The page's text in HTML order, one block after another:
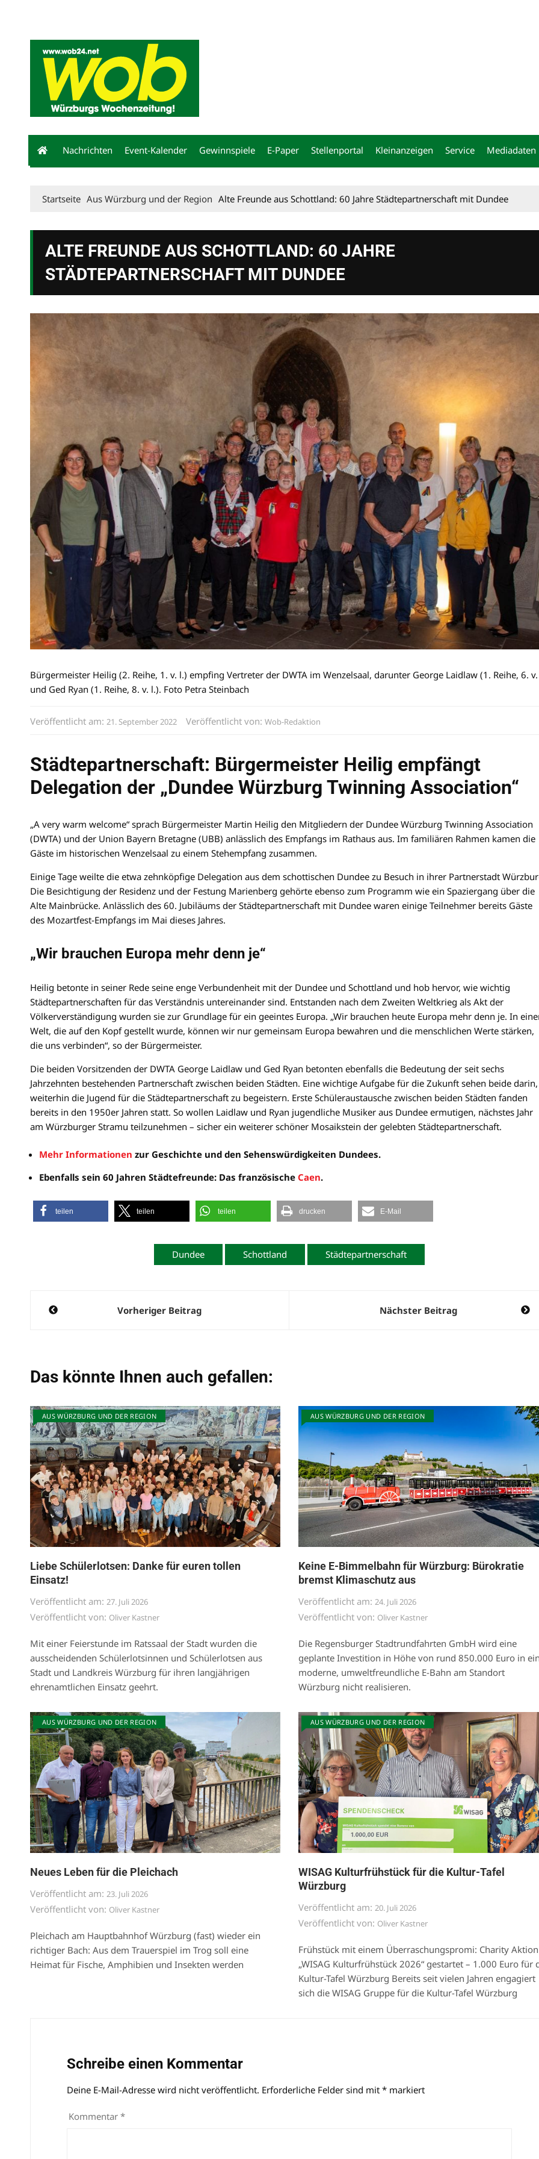
Nachrichten Event-Kalender Gewinnspiele E-Paper Stellenportal Kleinanzeigen Service Mediadaten
Startseite Aus Würzburg und der Region Alte Freunde aus Schottland: 60 Jahre Städtepartnerschaft mit Dundee
ALTE FREUNDE AUS SCHOTTLAND: 60 JAHRE
STÄDTEPARTNERSCHAFT MIT DUNDEE
Bürgermeister Heilig (2. Reihe, 1. v. l.) empfing Vertreter der DWTA im Wenzelsaal, darunter George Laidlaw (1. Reihe, 6.
und Ged Ryan (1. Reihe, 8. v. l.). Foto Petra Steinbach
Veröffentlicht am: 21. September 2022 Veröffentlicht von: Wob-Redaktion
Städtepartnerschaft: Bürgermeister Heilig empfängt
Delegation der „Dundee Würzburg Twinning Association“
„A very warm welcome“ sprach Bürgermeister Martin Heilig den Mitgliedern der Dundee Würzburg Twinning Association
(DWTA) und der Union Bayern Bretagne (UBB) anlässlich des Empfangs im Rathaus aus. Im familiären Rahmen kamen die
Gäste im historischen Wenzelsaal zu einem Stehempfang zusammen.
Einige Tage weilte die etwa zehnköpfige Delegation aus dem schottischen Dundee zu Besuch in ihrer Partnerstadt
Die Besichtigung der Residenz und der Festung Marienberg gehörte ebenso zum Programm wie ein Spaziergang über die
Alte Mainbrücke. Anlässlich des 60. Jubiläums der Städtepartnerschaft mit Dundee waren einige Teilnehmer bereits Gäste
des Mozartfest-Empfangs im Mai dieses Jahres.
„Wir brauchen Europa mehr denn je“
Heilig betonte in seiner Rede seine enge Verbundenheit mit der Dundee und Schottland und hob hervor, wie wichtig
Städtepartnerschaften für das Verständnis untereinander sind. Entstanden nach dem Zweiten Weltkrieg als Akt der
Völkerverständigung wurden sie zur Grundlage für ein geeintes Europa. „Wir brauchen heute Europa mehr denn je. In
Welt, die auf den Kopf gestellt wurde, können wir nur gemeinsam Europa bewahren und die menschlichen Werte stärken,
die uns verbinden“, so der Bürgermeister.
Die beiden Vorsitzenden der DWTA George Laidlaw und Ged Ryan betonten ebenfalls die Bedeutung der seit sechs
Jahrzehnten bestehenden Partnerschaft zwischen beiden Städten. Eine wichtige Aufgabe für die Zukunft sehen beide darin,
weiterhin die Jugend für die Städtepartnerschaft zu begeistern. Erste Schüleraustausche zwischen beiden Städten fanden
bereits in den 1950er Jahren statt. So wollen Laidlaw und Ryan jugendliche Musiker aus Dundee ermutigen, nächstes Jahr
am Würzburger Stramu teilzunehmen – sicher ein weiterer schöner Mosaikstein der gelebten Städtepartnerschaft.
Mehr Informationen zur Geschichte und den Sehenswürdigkeiten Dundees.
Ebenfalls sein 60 Jahren Städtefreunde: Das französische Caen.
teilen teilen teilen drucken E-Mail
Dundee Schottland Städtepartnerschaft
Beitragsnavigation
Vorheriger Beitrag Nächster Beitrag
Das könnte Ihnen auch gefallen:
AUS WÜRZBURG UND DER REGION
Liebe Schülerlotsen: Danke für euren tollen
Einsatz!
Veröffentlicht am: 27. Juli 2026
Veröffentlicht von: Oliver Kastner
Mit einer Feierstunde im Ratssaal der Stadt wurden die
ausscheidenden Schülerlotsinnen und Schülerlotsen aus
Stadt und Landkreis Würzburg für ihren langjährigen
ehrenamtlichen Einsatz geehrt.
AUS WÜRZBURG UND DER REGION
Keine E-Bimmelbahn für Würzburg: Bürokratie
bremst Klimaschutz aus
Veröffentlicht am: 24. Juli 2026
Veröffentlicht von: Oliver Kastner
Die Regensburger Stadtrundfahrten GmbH wird eine
geplante Investition in Höhe von rund 850.000 Euro in
moderne, umweltfreundliche E-Bahn am Standort
Würzburg nicht realisieren.
AUS WÜRZBURG UND DER REGION
Neues Leben für die Pleichach
Veröffentlicht am: 23. Juli 2026
Veröffentlicht von: Oliver Kastner
Pleichach am Hauptbahnhof Würzburg (fast) wieder ein
richtiger Bach: Aus dem Trauerspiel im Trog soll eine
Heimat für Fische, Amphibien und Insekten werden
AUS WÜRZBURG UND DER REGION
WISAG Kulturfrühstück für die Kultur-Tafel
Würzburg
Veröffentlicht am: 20. Juli 2026
Veröffentlicht von: Oliver Kastner
Frühstück mit einem Überraschungspromi: Charity Aktion
„WISAG Kulturfrühstück 2026“ gestartet – 1.000 Euro für
Kultur-Tafel Würzburg Bereits seit vielen Jahren engagiert
sich die WISAG Gruppe für die Kultur-Tafel Würzburg
Schreibe einen Kommentar
Deine E-Mail-Adresse wird nicht veröffentlicht. Erforderliche Felder sind mit * markiert
Kommentar *
Alternative: